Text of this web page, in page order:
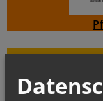
Mt 16, 24-28